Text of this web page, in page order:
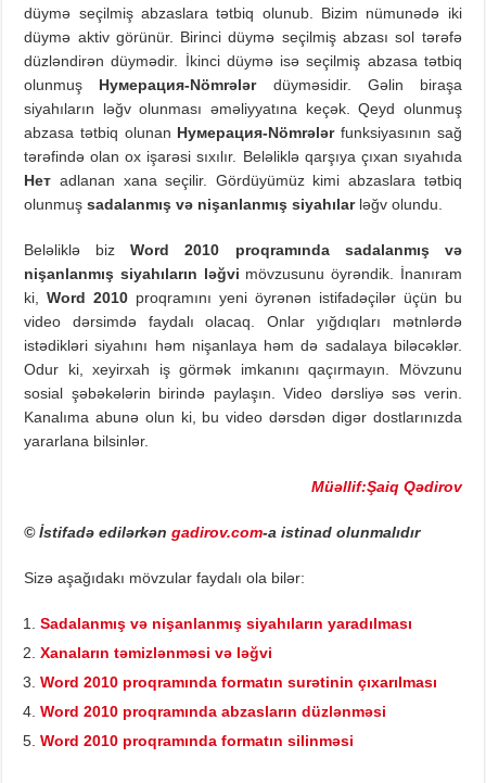
düymə seçilmiş abzaslara tətbiq olunub. Bizim nümunədə iki
düymə aktiv görünür. Birinci düymə seçilmiş abzası sol tərəfə
düzləndirən düymədir. İkinci düymə isə seçilmiş abzasa tətbiq
olunmuş Нумерация-Nömrələr düyməsidir. Gəlin biraşa
siyahıların ləğv olunması əməliyyatına keçək. Qeyd olunmuş
abzasa tətbiq olunan Нумерация-Nömrələrfunksiyasının sağ
tərəfində olan ox işarəsi sıxılır. Beləliklə qarşıya çıxan sıyahıda
Нет adlanan xana seçilir. Gördüyümüz kimi abzaslara tətbiq
olunmuşsadalanmış və nişanlanmış siyahılar ləğv olundu.
Beləliklə bizWord 2010
proqramında sadalanmış və
nişanlanmış siyahıların ləğvi mövzusunu öyrəndik. İnanıram
ki,Word 2010 proqramını yeni öyrənən istifadəçilər üçün bu
video dərsimdə faydalı olacaq. Onlar yığdıqları mətnlərdə
istədikləri siyahını həm nişanlaya həm də sadalaya biləcəklər.
Odur ki, xeyirxah iş görmək imkanını qaçırmayın. Mövzunu
sosial şəbəkələrin birində paylaşın. Video dərsliyə səs verin.
Kanalıma abunə olun ki, bu video dərsdən digər dostlarınızda
yararlana bilsinlər.
Müəllif:Şaiq Qədirov
© İstifadə edilərkəngadirov.com-a istinad olunmalıdır
Sizə aşağıdakı mövzular faydalı ola bilər:
Sadalanmış və nişanlanmış siyahıların yaradılması
Xanaların təmizlənməsi və ləğvi
Word 2010 proqramında formatın surətinin çıxarılması
Word 2010 proqramında abzasların düzlənməsi
Word 2010 proqramında formatın silinməsi